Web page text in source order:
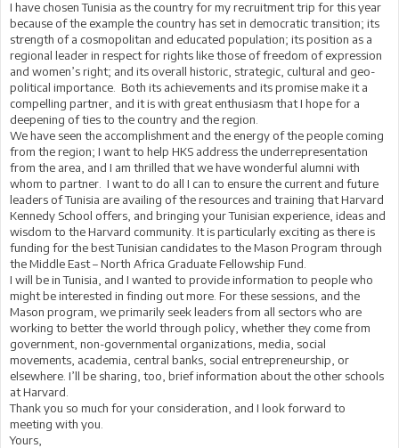
I have chosen Tunisia as the country for my recruitment trip for this year
because of the example the country has set in democratic transition; its
strength of a cosmopolitan and educated population; its position as a
regional leader in respect for rights like those of freedom of expression
and women’s right; and its overall historic, strategic, cultural and geo-
political importance. Both its achievements and its promise make it a
compelling partner, and it is with great enthusiasm that I hope for a
deepening of ties to the country and the region.
We have seen the accomplishment and the energy of the people coming
from the region; I want to help HKS address the underrepresentation
from the area, and I am thrilled that we have wonderful alumni with
whom to partner. I want to do all I can to ensure the current and future
leaders of Tunisia are availing of the resources and training that Harvard
Kennedy School offers, and bringing your Tunisian experience, ideas and
wisdom to the Harvard community. It is particularly exciting as there is
funding for the best Tunisian candidates to the Mason Program through
the Middle East – North Africa Graduate Fellowship Fund.
I will be in Tunisia, and I wanted to provide information to people who
might be interested in finding out more. For these sessions, and the
Mason program, we primarily seek leaders from all sectors who are
working to better the world through policy, whether they come from
government, non-governmental organizations, media, social
movements, academia, central banks, social entrepreneurship, or
elsewhere. I’ll be sharing, too, brief information about the other schools
at Harvard.
Thank you so much for your consideration, and I look forward to
meeting with you.
Yours,